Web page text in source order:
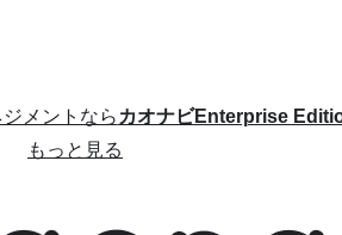
メントならカオナビEnterprise
もっと見る